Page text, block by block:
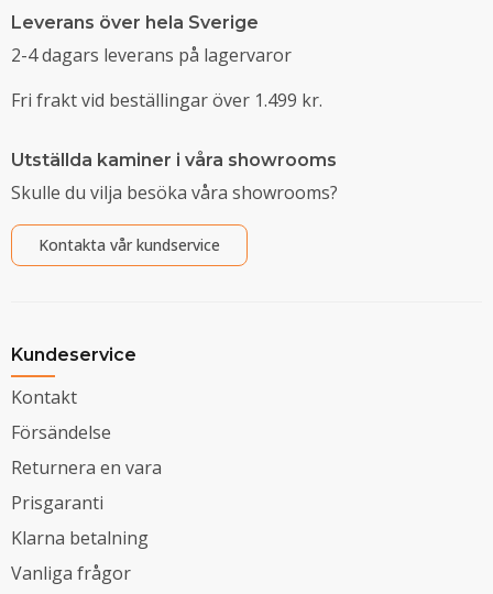
Leverans över hela Sverige
2-4 dagars leverans på lagervaror
Fri frakt vid beställingar över 1.499 kr.
Utställda kaminer i våra showrooms
Skulle du vilja besöka våra showrooms?
Kontakta vår kundservice
Kundeservice
Kontakt
Försändelse
Returnera en vara
Prisgaranti
Klarna betalning
Vanliga frågor